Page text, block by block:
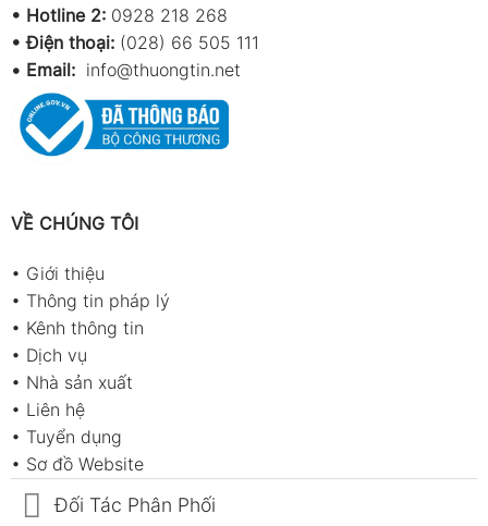
• Hotline 2: 0928 218 268
• Điện thoại: (028) 66 505 111
• Email: info@thuongtin.net
VỀ CHÚNG TÔI
• Giới thiệu
• Thông tin pháp lý
• Kênh thông tin
• Dịch vụ
• Nhà sản xuất
• Liên hệ
• Tuyển dụng
• Sơ đồ Website
Đối Tác Phân Phối